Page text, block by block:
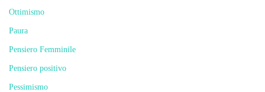
Ottimismo
Paura
Pensiero Femminile
Pensiero positivo
Pessimismo